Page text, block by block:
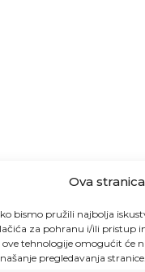
Ova
bismo pružili najbolja
za pohranu i/ili pristup
ove tehnologije omogućit će
pregledavanja stranice.